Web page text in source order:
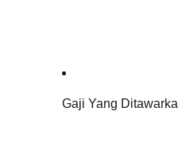
Gaji Yang